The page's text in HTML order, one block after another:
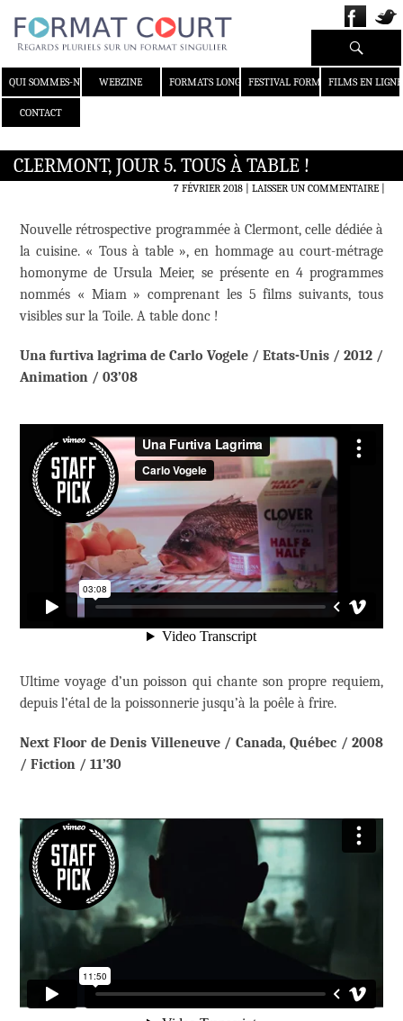
QUI SOMMES-NOUS ?WEBZINE FORMATS LONGS FESTIVAL FORMAT COURT
FILMS EN LIGNE
CONTACT
Recherche
CLERMONT, JOUR 5. TOUS À TABLE !
7 FÉVRIER 2018 LAISSER UN COMMENTAIRE|
Nouvelle rétrospective programmée à Clermont, celle dédiée à
la cuisine. « Tous à table », en hommage au court-métrage
homonyme de Ursula Meier, se présente en 4 programmes
nommés « Miam » comprenant les 5 films suivants, tous
visibles sur la Toile. A table donc !
Una furtiva lagrima de Carlo Vogele / Etats-Unis / 2012 /
Animation / 03’08
Ultime voyage d’un poisson qui chante son propre requiem,
depuis l’étal de la poissonnerie jusqu’à la poêle à frire.
Next Floor de Denis Villeneuve / Canada, Québec / 2008
/ Fiction / 11’30